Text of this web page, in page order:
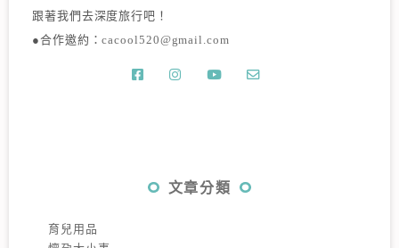
跟著我們去深度旅行吧！
●合作邀約：cacool520@gmail.com
文章分類
育兒用品